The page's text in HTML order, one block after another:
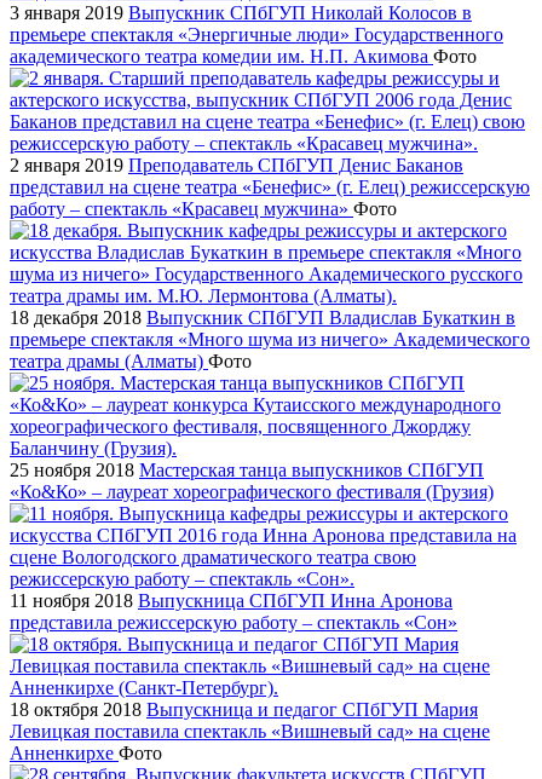
3 января 2019 Выпускник СПбГУП Николай Колосов в
премьере спектакля «Энергичные люди» Государственного
академического театра комедии им. Н.П. Акимова Фото
2 января 2019 Преподаватель СПбГУП Денис Баканов
представил на сцене театра «Бенефис» (г. Елец) режиссерскую
работу – спектакль «Красавец мужчина» Фото
18 декабря 2018 Выпускник СПбГУП Владислав Букаткин в
премьере спектакля «Много шума из ничего» Академического
театра драмы (Алматы) Фото
25 ноября 2018 Мастерская танца выпускников СПбГУП
«Ко&Ко» – лауреат хореографического фестиваля (Грузия)
11 ноября 2018 Выпускница СПбГУП Инна Аронова
представила режиссерскую работу – спектакль «Сон»
18 октября 2018 Выпускница и педагог СПбГУП Мария
Левицкая поставила спектакль «Вишневый сад» на сцене
Анненкирхе Фото